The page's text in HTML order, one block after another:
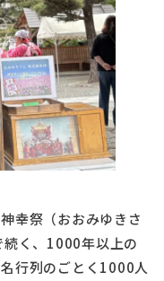
幸祭（おおみゆきさ
続く、1000年以上の
行列のごとく1000人